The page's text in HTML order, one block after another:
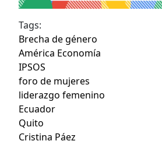
Tags:
Brecha de género
América Economía
IPSOS
foro de mujeres
liderazgo femenino
Ecuador
Quito
Cristina Páez